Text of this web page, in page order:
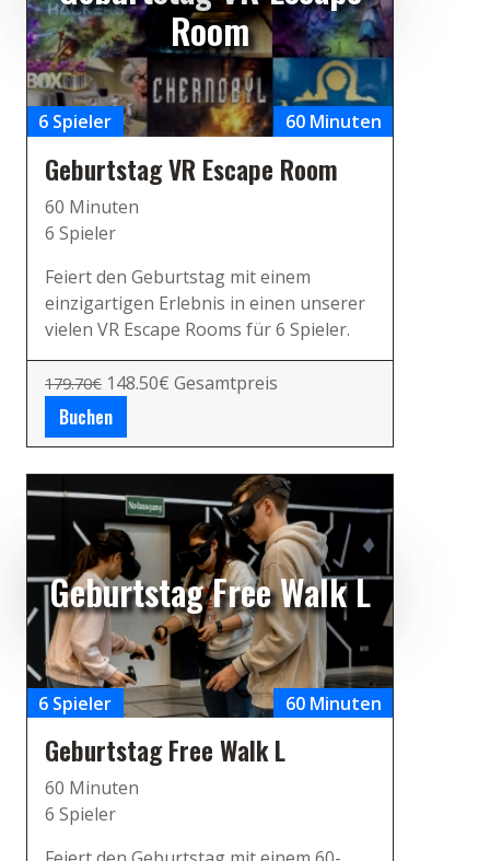
Room
6 Spieler 60 Minuten
Geburtstag VR Escape Room
60 Minuten
6 Spieler
Feiert den Geburtstag mit einem
einzigartigen Erlebnis in einen unserer
vielen VR Escape Rooms für 6 Spieler.
179.70€ 148.50€ Gesamtpreis
Buchen
Geburtstag Free Walk L
6 Spieler 60 Minuten
Geburtstag Free Walk L
60 Minuten
6 Spieler